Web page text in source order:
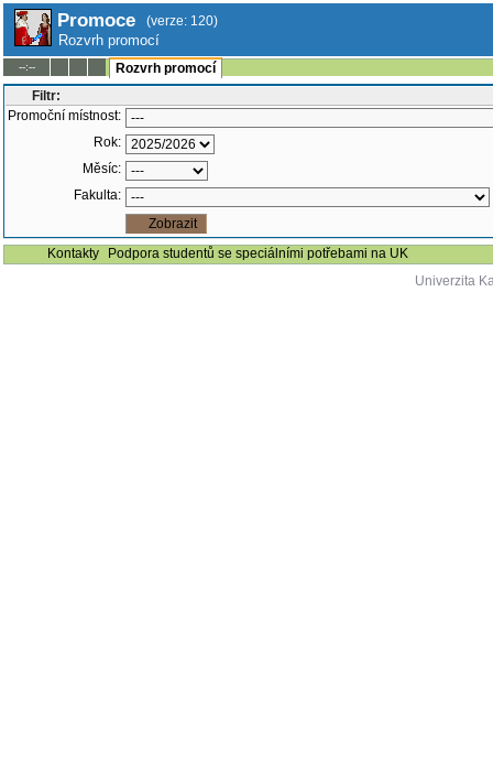
Promoce (verze: 120)
Rozvrh promocí
--:--
Rozvrh promocí
Filtr:
Promoční místnost:
Rok:
Měsíc:
Fakulta:
Kontakty
Podpora studentů se speciálními potřebami na UK
Univerzita